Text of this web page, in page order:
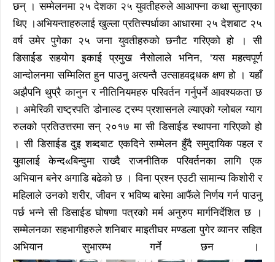
छन् । सम्मेलनमा २५ देशका २५ युवतीहरुले आआफ्ना कथा सुनाएका
थिए ।अभियन्ताहरुलाई खुल्ला प्रतिस्पर्धाका आधारमा २५ देशबाट २५
वर्ष उमेर पुगेका २५ जना युवतीहरुको छनौट गरिएको हो । सी
डिसाईड सहयोग इकाई प्रमुख नैसोलाले भनिन, ‘यस महत्वपूर्ण
आन्दोलनमा सम्मिलित हुन पाउनु अत्यन्तै उत्साहवद्र्धक क्षण हो । यहाँ
अझैपनि थुप्रै कानुन र नीतिनियमहरु परिवर्तन गर्नुपर्ने आवश्यकता छ
। अमेरिकी राष्ट्रपति डोनाल्ड ट्रम्प प्रशासनले ल्याएको ग्लोबल ग्याग
रुलको प्रतिउत्तरमा सन् २०१७ मा सी डिसाईड स्थापना गरिएको हो
। सी डिसाईड दुइ शब्दबाट एकदिने सम्मेलन हुँदै समुदायिक पहल र
युवालाई केन्द«बिन्दुमा राख्दै राजनीतिक परिवर्तनका लागि एक
अभियान बनेर अगाडि बढेको छ । विना प्रश्न एउटी सामान्य किशोरी र
महिलाले उनको शरीर, जीवन र भविष्य बारेमा आफैंले निर्णय गर्न पाउनु
पर्छ भन्ने सी डिसाईड घोषणा पत्रको मर्म अनुरुप मार्गनिर्देशित छ ।
सम्मेलनका सहभागीहरुले शनिबार माइतीघर मण्डला पुगेर व्यानर सहित
अभियान सुभारम्भ गर्ने छन ।